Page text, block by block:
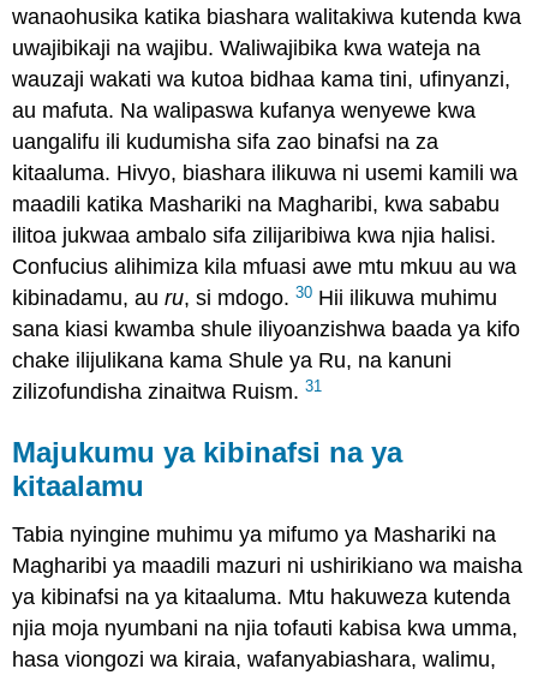
wanaohusika katika biashara walitakiwa kutenda kwa
uwajibikaji na wajibu. Waliwajibika kwa wateja na
wauzaji wakati wa kutoa bidhaa kama tini, ufinyanzi,
au mafuta. Na walipaswa kufanya wenyewe kwa
uangalifu ili kudumisha sifa zao binafsi na za
kitaaluma. Hivyo, biashara ilikuwa ni usemi kamili wa
maadili katika Mashariki na Magharibi, kwa sababu
ilitoa jukwaa ambalo sifa zilijaribiwa kwa njia halisi.
Confucius alihimiza kila mfuasi awe mtu mkuu au wa
kibinadamu, auru, si mdogo.30 Hii ilikuwa muhimu
sana kiasi kwamba shule iliyoanzishwa baada ya kifo
chake ilijulikana kama Shule ya Ru, na kanuni
zilizofundisha zinaitwa Ruism.31
Majukumu ya kibinafsi na ya
kitaalamu
Tabia nyingine muhimu ya mifumo ya Mashariki na
Magharibi ya maadili mazuri ni ushirikiano wa maisha
ya kibinafsi na ya kitaaluma. Mtu hakuweza kutenda
njia moja nyumbani na njia tofauti kabisa kwa umma,
hasa viongozi wa kiraia, wafanyabiashara, walimu,